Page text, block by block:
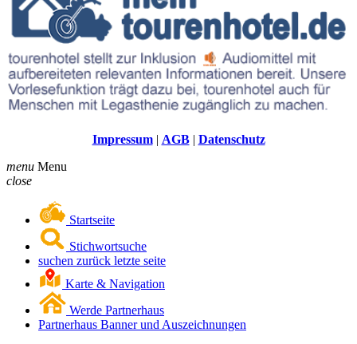
Impressum| AGB| Datenschutz
menu Menu
close
Startseite
Stichwortsuche
suchen zurück letzte seite
Karte & Navigation
Werde Partnerhaus
Partnerhaus Banner und Auszeichnungen